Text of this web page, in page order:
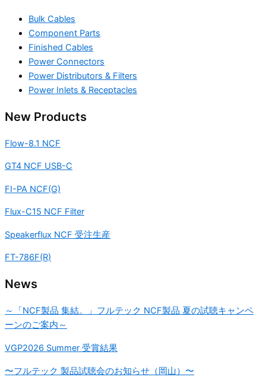
Bulk Cables
Component Parts
Finished Cables
Power Connectors
Power Distributors & Filters
Power Inlets & Receptacles
New Products
Flow-8.1 NCF
GT4 NCF USB-C
FI-PA NCF(G)
Flux-C15 NCF Filter
Speakerflux NCF 受注生産
FT-786F(R)
News
～「NCF製品 集結。」フルテック NCF製品 夏の試聴キャンペ
ーンのご案内～
VGP2026 Summer 受賞結果
〜フルテック 製品試聴会のお知らせ（岡山）〜